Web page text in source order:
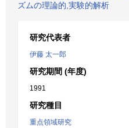
ズムの理論的,実験的解析
研究代表者
伊藤 太一郎
研究期間 (年度)
1991
研究種目
重点領域研究